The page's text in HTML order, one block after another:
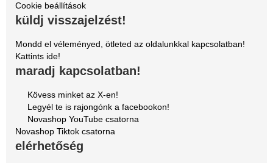
Cookie beállítások
küldj visszajelzést!
Mondd el véleményed, ötleted az oldalunkkal kapcsolatban!
Kattints ide!
maradj kapcsolatban!
Kövess minket az X-en!
Legyél te is rajongónk a facebookon!
Novashop YouTube csatorna
Novashop Tiktok csatorna
elérhetőség